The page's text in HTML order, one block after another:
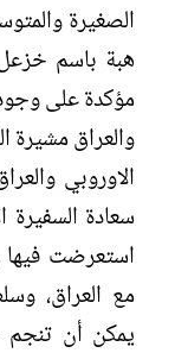
الصغيرة
هبة باسم
مؤكدة على وجود
والعراق مشيرة
سعادة السفيرة
استعرضت فيها
مع العراق،
يمكن أن تنجم